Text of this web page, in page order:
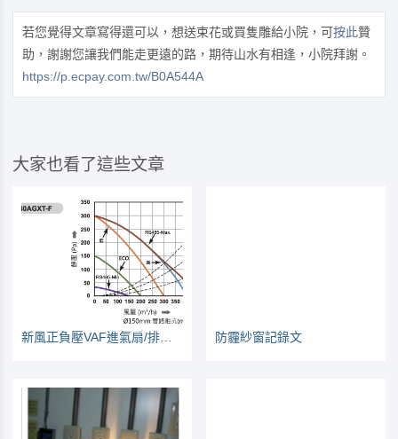
若您覺得文章寫得還可以，想送束花或買隻雕給小院，可按此贊
助，謝謝您讓我們能走更遠的路，期待山水有相逢，小院拜謝。
https://p.ecpay.com.tw/B0A544A
大家也看了這些文章
防霾紗窗記錄文